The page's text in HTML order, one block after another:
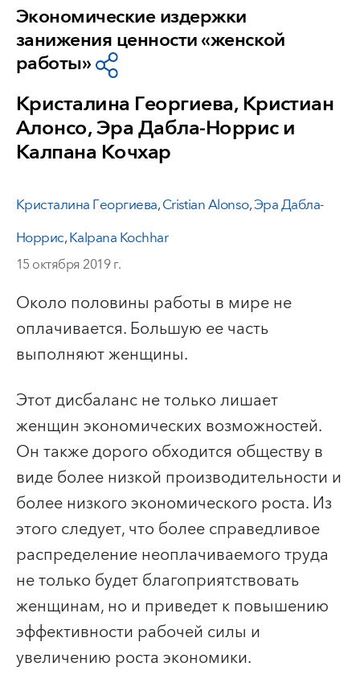
Экономические издержки
занижения ценности «женской
работы»
Кристалина Георгиева, Кристиан
Алонсо, Эра Дабла-Норрис и
Калпана Кочхар
Кристалина Георгиева,Cristian Alonso,Эра Дабла-
Норрис,Kalpana Kochhar
15 октября 2019 г.
Около половины работы в мире не
оплачивается. Большую ее часть
выполняют женщины.
Этот дисбаланс не только лишает
женщин экономических возможностей.
Он такжедорого обходится обществу в
виде более низкой производительности и
более низкогоэкономического роста. Из
этого следует, что более справедливое
распределениенеоплачиваемого труда
не только будет благоприятствовать
женщинам, но и приведетк повышению
эффективности рабочей силы и
увеличению роста экономики.